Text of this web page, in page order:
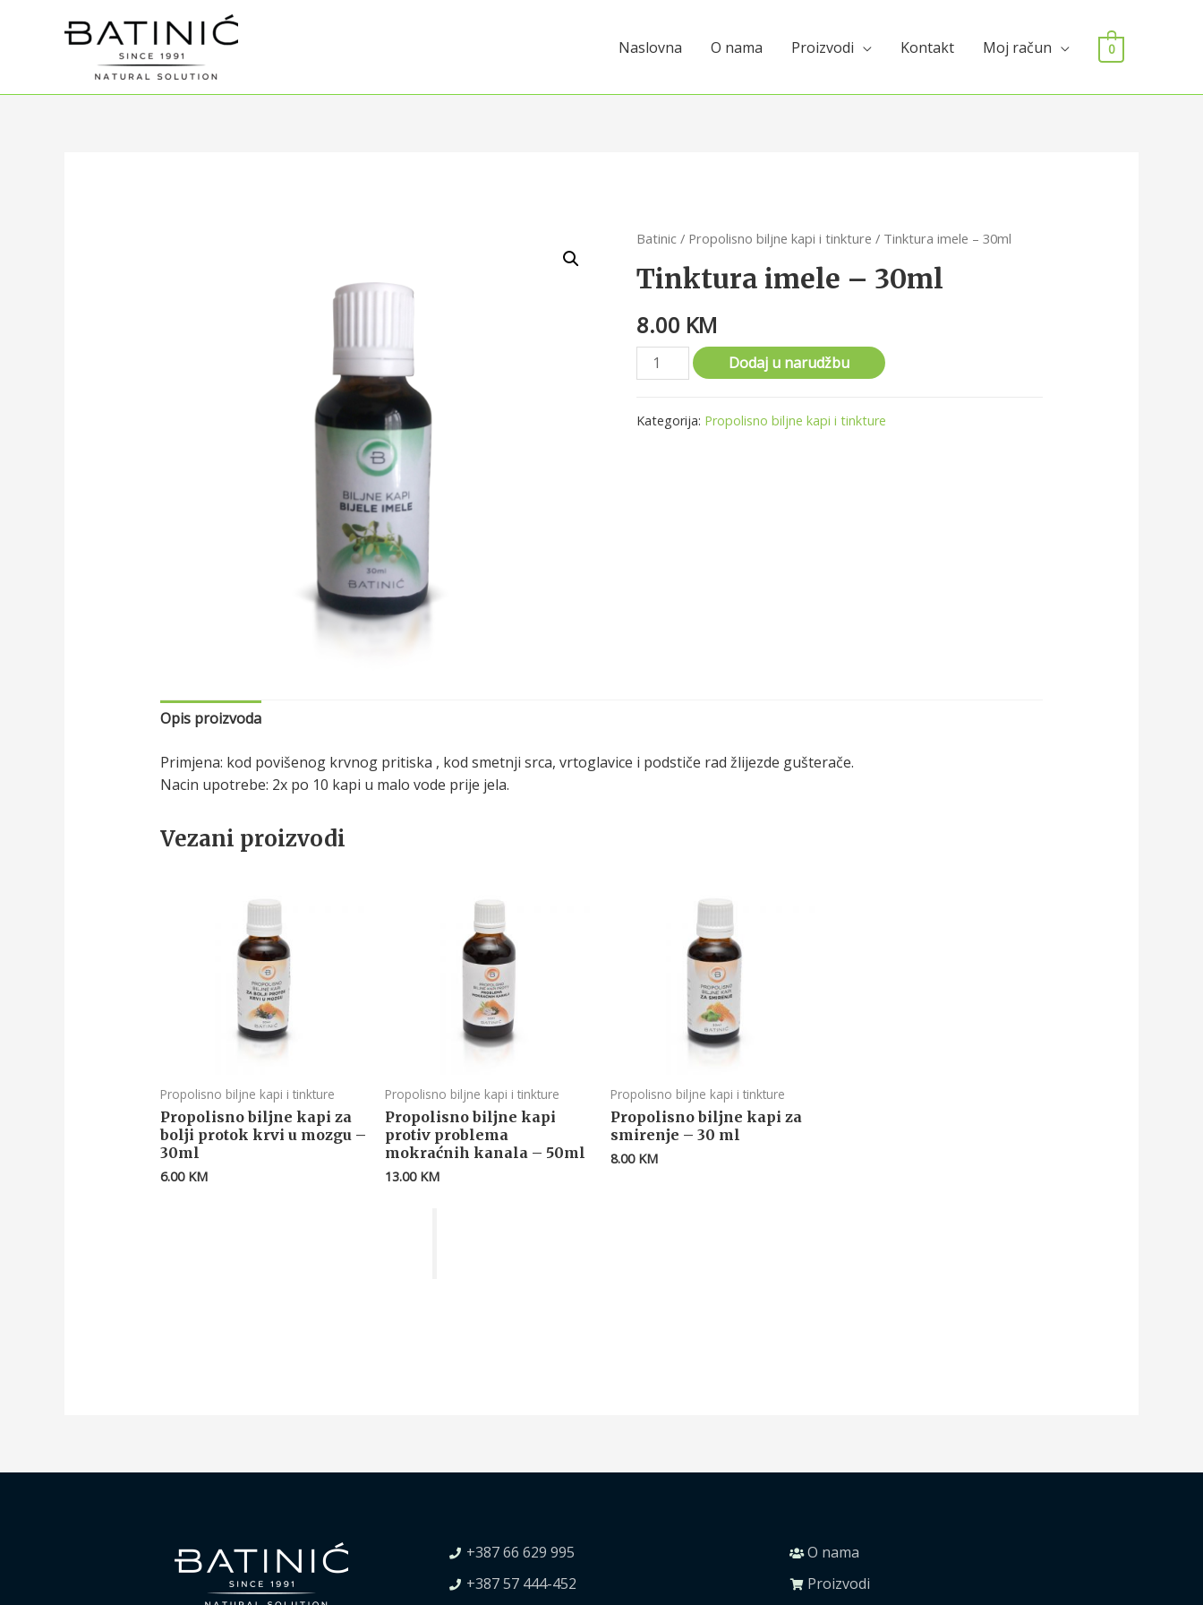
Naslovna O nama Proizvodi Kontakt Moj račun 0
Batinic / Propolisno biljne kapi i tinkture / Tinktura imele – 30ml
Tinktura imele – 30ml
8.00 KM
Dodaj u narudžbu
Kategorija: Propolisno biljne kapi i tinkture
Opis proizvoda
Primjena: kod povišenog krvnog pritiska , kod smetnji srca, vrtoglavice i podstiče rad žlijezde gušterače.
Nacin upotrebe: 2x po 10 kapi u malo vode prije jela.
Vezani proizvodi
Propolisno biljne kapi i tinkture
Propolisno biljne kapi za
bolji protok krvi u mozgu –
30ml
6.00 KM
Propolisno biljne kapi i tinkture
Propolisno biljne kapi
protiv problema
mokraćnih kanala – 50ml
13.00 KM
Propolisno biljne kapi i tinkture
Propolisno biljne kapi za
smirenje – 30 ml
8.00 KM
+387 66 629 995
+387 57 444-452
O nama
Proizvodi